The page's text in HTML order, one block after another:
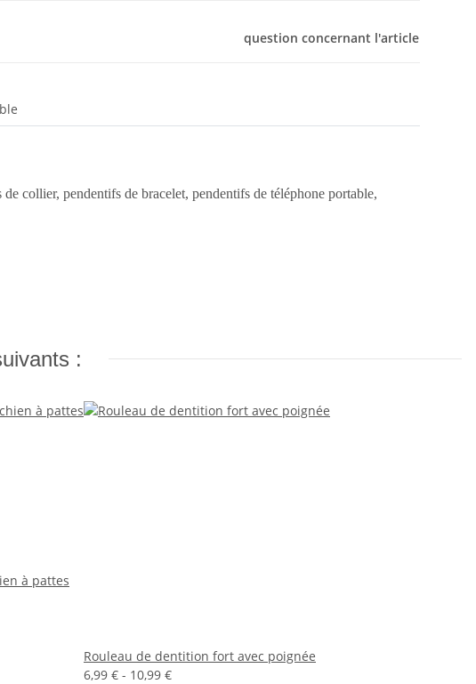
question concernant l'article
collier, pendentifs de bracelet, pendentifs de téléphone portable,
:
à pattes
Rouleau de dentition fort avec poignée
6,99 € - 10,99 €